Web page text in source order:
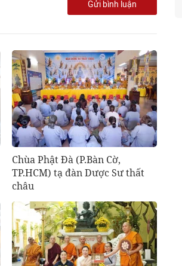
Gửi bình luận
Chùa Phật Đà (P.Bàn Cờ,
TP.HCM) tạ đàn Dược Sư thất
châu